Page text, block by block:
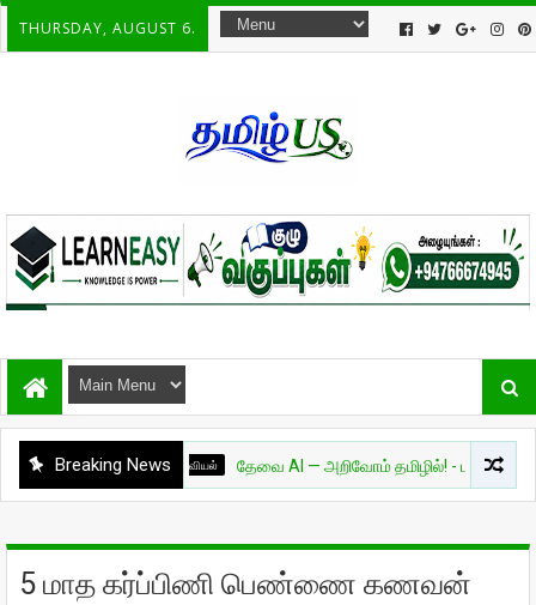
THURSDAY, AUGUST 6.
Breaking News
அறிவியல் தேவை AI — அறிவோம் தமிழில்! - பாகம் 01
5 மாத கர்ப்பிணி பெண்ணை கணவன்